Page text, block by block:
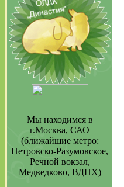
Мы находимся в
г.Москва, САО
(ближайшие метро:
Петровско-Разумовское,
Речной вокзал,
Медведково, ВДНХ)